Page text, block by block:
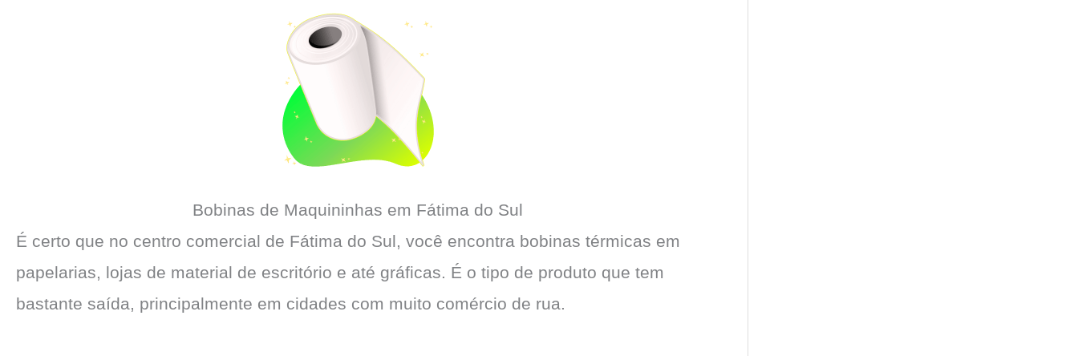
Bobinas de Maquininhas em Fátima do Sul
É certo que no centro comercial de Fátima do Sul, você encontra bobinas térmicas em
papelarias, lojas de material de escritório e até gráficas. É o tipo de produto que tem
bastante saída, principalmente em cidades com muito comércio de rua.